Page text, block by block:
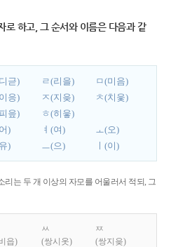
로 하고, 그 순서와 이름은 다음과 같
귿) ㄹ(리을)
ㅁ(미음)
응) ㅈ(지읒)
ㅊ(치읓)
읖)
ㅎ(히읗)
) ㅕ(여)
ㅗ(오)
) ㅡ(으) ㅣ(이)
리는 두 개 이상의 자모를 어울러서 적되, 그
읍)
ㅆ
(쌍시옷)
ㅉ
(쌍지읒)